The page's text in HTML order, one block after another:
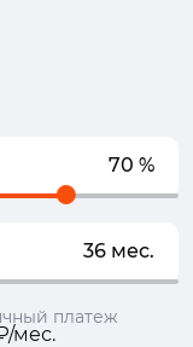
70 %
36 мес.
платеж
мес.